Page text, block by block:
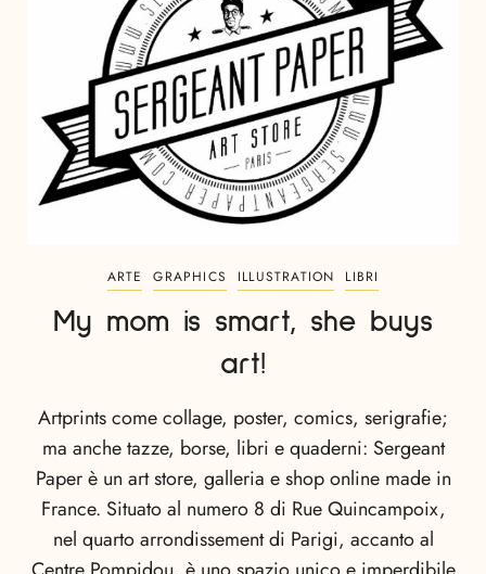
ARTE GRAPHICS ILLUSTRATION LIBRI
My mom is smart, she buys
art!
Artprints come collage, poster, comics, serigrafie;
ma anche tazze, borse, libri e quaderni: Sergeant
Paper è un art store, galleria e shop online made in
France. Situato al numero 8 di Rue Quincampoix,
nel quarto arrondissement di Parigi, accanto al